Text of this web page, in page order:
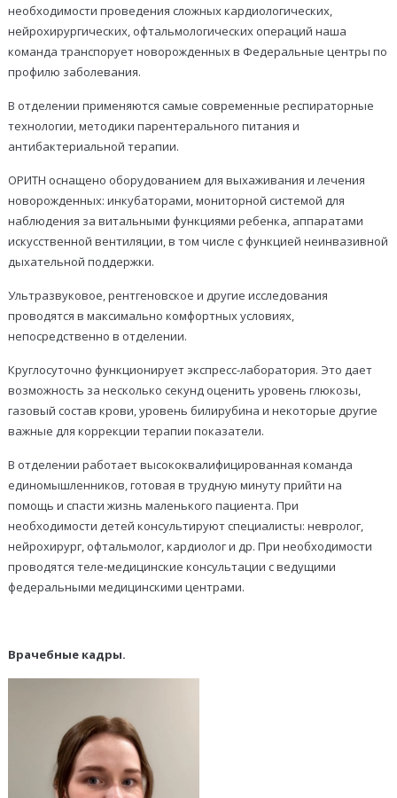
необходимости проведения сложных кардиологических,
нейрохирургических, офтальмологических операций наша
команда транспорует новорожденных в Федеральные центры по
профилю заболевания.
В отделении применяются самые современные респираторные
технологии, методики парентерального питания и
антибактериальной терапии.
ОРИТН оснащено оборудованием для выхаживания и лечения
новорожденных: инкубаторами, мониторной системой для
наблюдения за витальными функциями ребенка, аппаратами
искусственной вентиляции, в том числе с функцией неинвазивной
дыхательной поддержки.
Ультразвуковое, рентгеновское и другие исследования
проводятся в максимально комфортных условиях,
непосредственно в отделении.
Круглосуточно функционирует экспресс-лаборатория. Это дает
возможность за несколько секунд оценить уровень глюкозы,
газовый состав крови, уровень билирубина и некоторые другие
важные для коррекции терапии показатели.
В отделении работает высококвалифицированная команда
единомышленников, готовая в трудную минуту прийти на
помощь и спасти жизнь маленького пациента. При
необходимости детей консультируют специалисты: невролог,
нейрохирург, офтальмолог, кардиолог и др. При необходимости
проводятся теле-медицинские консультации с ведущими
федеральными медицинскими центрами.
Врачебные кадры.